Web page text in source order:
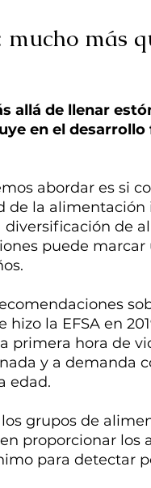
más
allá de llenar
en el
abordar es si
la alimentación
de
puede
la EFSA en
primera hora de
y a demanda
edad.
grupos de
proporcionar los
para detectar